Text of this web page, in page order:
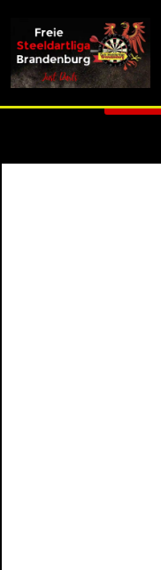
info (at) fsdl-
3. Liga